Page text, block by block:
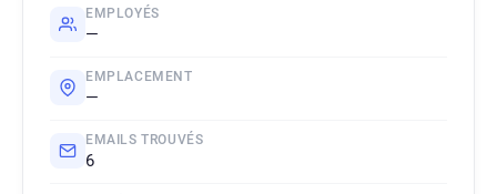
EMPLOYÉS
—
EMPLACEMENT
—
EMAILS TROUVÉS
6